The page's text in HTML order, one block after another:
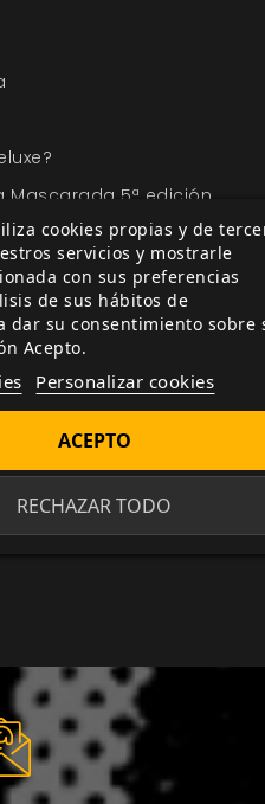
Mascarada 5ª edición
rural para Cultos
5ª Edición
La Venganza
cookies propias y de
servicios y mostrarle
con sus preferencias
de sus hábitos de
dar su consentimiento sobre
Acepto.
Personalizar cookies
RECHAZAR TODO
ACEPTO